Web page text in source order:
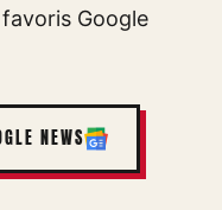
Google
NEWS